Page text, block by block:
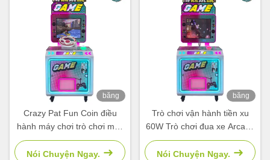
băng
hình
Crazy Pat Fun Coin điều
hành máy chơi trò chơi máy
chơi video trẻ em
Nói Chuyện Ngay.
băng
Trò chơi vận hành tiền xu
60W Trò chơi đua xe Arcade
Trò chơi câu cá Trò chơi xe
máy
Nói Chuyện Ngay.